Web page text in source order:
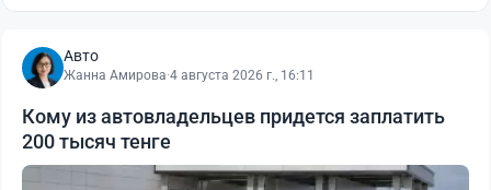
Авто
Жанна Амирова·4 августа 2026 г., 16:11
Кому из автовладельцев придется заплатить
200 тысяч тенге